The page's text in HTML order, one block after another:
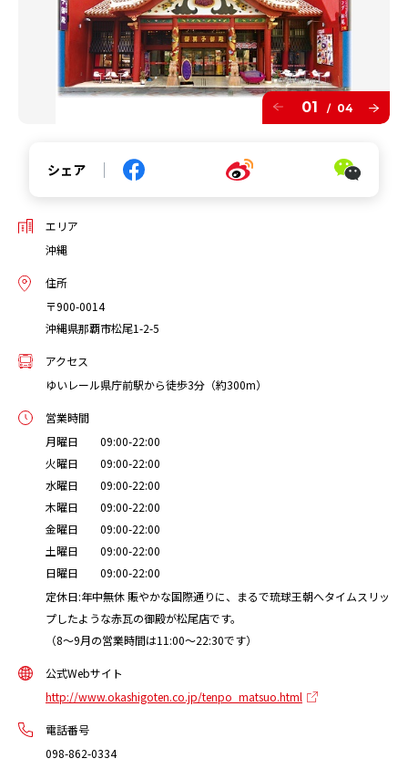
01 / 04
シェア
エリア
沖縄
住所
〒900-0014
沖縄県那覇市松尾1-2-5
アクセス
ゆいレール県庁前駅から徒歩3分（約300m）
営業時間
月曜日 09:00-22:00
火曜日 09:00-22:00
水曜日 09:00-22:00
木曜日 09:00-22:00
金曜日 09:00-22:00
土曜日 09:00-22:00
日曜日 09:00-22:00
定休日:年中無休 賑やかな国際通りに、まるで琉球王朝へタイムスリッ
プしたような赤瓦の御殿が松尾店です。
（8～9月の営業時間は11:00～22:30です）
公式Webサイト
http://www.okashigoten.co.jp/tenpo_matsuo.html
電話番号
098-862-0334